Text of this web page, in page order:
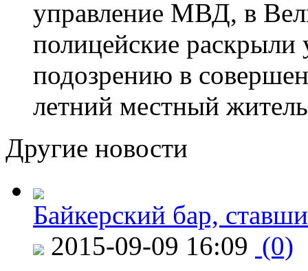
управление МВД, в
полицейские
подозрению в
летний местный
Другие новости
Байкерский бар,
2015-09-09 16:09 (0)